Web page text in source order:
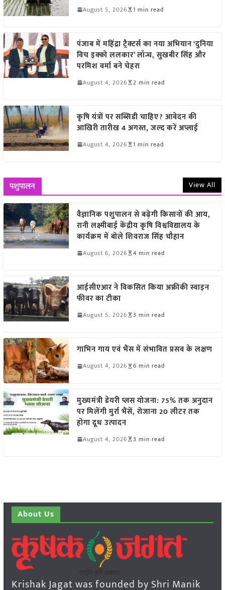
August 5, 2026 1 min read
पंजाब में महिंद्रा ट्रैक्टर्स का नया अभियान ‘दुनिया
विच इक्को ललकार’ लॉन्च, सुखबीर सिंह और
परमिश वर्मा बने चेहरा
August 4, 2026 2 min read
कृषि यंत्रों पर सब्सिडी चाहिए? आवेदन की
आखिरी तारीख 4 अगस्त, जल्द करें अप्लाई
August 4, 2026 1 min read
पशुपालन View All
वैज्ञानिक पशुपालन से बढ़ेगी किसानों की आय,
रानी लक्ष्मीबाई केंद्रीय कृषि विश्वविद्यालय के
कार्यक्रम में बोले शिवराज सिंह चौहान
August 6, 2026 4 min read
आईसीएआर ने विकसित किया अफ्रीकी स्वाइन
फीवर का टीका
August 5, 2026 3 min read
गाभिन गाय एवं भैंस में संभावित प्रसव के लक्षण
August 4, 2026 6 min read
मुख्यमंत्री डेयरी प्लस योजना: 75% तक अनुदान
पर मिलेंगी मुर्रा भैंसें, रोजाना 20 लीटर तक
होगा दूध उत्पादन
August 4, 2026 3 min read
About Us
Krishak Jagat was founded by Shri Manik